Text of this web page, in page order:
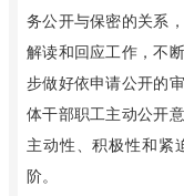
务公开与保密的关系
解读和回应工作，不
步做好依申请公开的
体干部职工主动公开
主动性、积极性和紧
阶。